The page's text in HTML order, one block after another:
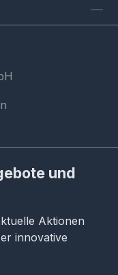
und
Aktionen
innovative